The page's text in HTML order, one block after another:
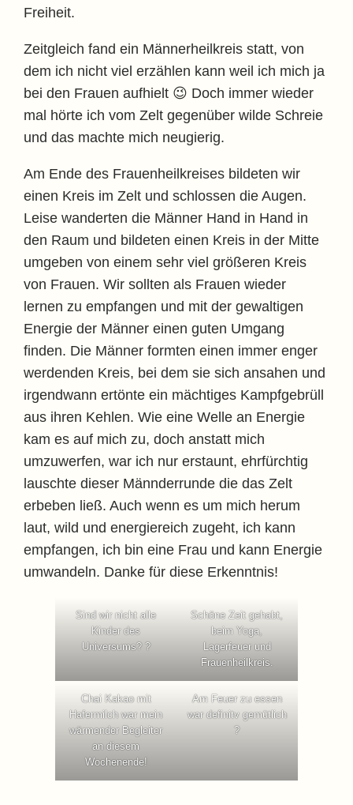
Freiheit.
Zeitgleich fand ein Männerheilkreis statt, von
dem ich nicht viel erzählen kann weil ich mich ja
bei den Frauen aufhielt 😉 Doch immer wieder
mal hörte ich vom Zelt gegenüber wilde Schreie
und das machte mich neugierig.
Am Ende des Frauenheilkreises bildeten wir
einen Kreis im Zelt und schlossen die Augen.
Leise wanderten die Männer Hand in Hand in
den Raum und bildeten einen Kreis in der Mitte
umgeben von einem sehr viel größeren Kreis
von Frauen. Wir sollten als Frauen wieder
lernen zu empfangen und mit der gewaltigen
Energie der Männer einen guten Umgang
finden. Die Männer formten einen immer enger
werdenden Kreis, bei dem sie sich ansahen und
irgendwann ertönte ein mächtiges Kampfgebrüll
aus ihren Kehlen. Wie eine Welle an Energie
kam es auf mich zu, doch anstatt mich
umzuwerfen, war ich nur erstaunt, ehrfürchtig
lauschte dieser Männderrunde die das Zelt
erbeben ließ. Auch wenn es um mich herum
laut, wild und energiereich zugeht, ich kann
empfangen, ich bin eine Frau und kann Energie
umwandeln. Danke für diese Erkenntnis!
Sind wir nicht alle
Kinder des
Universums? ?
Schöne Zeit gehabt,
beim Yoga,
Lagerfeuer und
Frauenheilkreis.
Chai Kakao mit
Hafermilch war mein
wärmender Begleiter
an diesem
Wochenende!
Am Feuer zu essen
war definitv gemütlich
?